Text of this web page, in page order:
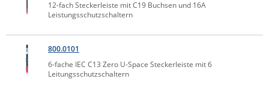
Power Kingdom
Raritan
Riello UPS
12-fach Steckerleiste mit C19 Buchsen und 16A
Leistungsschutzschaltern
800.0101
6-fache IEC C13 Zero U-Space Steckerleiste mit 6
Leitungsschutzschaltern